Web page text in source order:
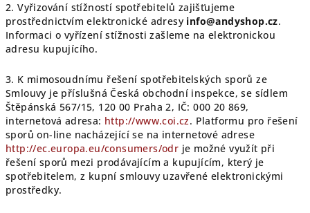
2. Vyřizování stížností spotřebitelů zajišťujeme
prostřednictvím elektronické adresy info@andyshop.cz.
Informaci o vyřízení stížnosti zašleme na elektronickou
adresu kupujícího.
3. K mimosoudnímu řešení spotřebitelských sporů ze
Smlouvy je příslušná Česká obchodní inspekce, se sídlem
Štěpánská 567/15, 120 00 Praha 2, IČ: 000 20 869,
internetová adresa: http://www.coi.cz. Platformu pro řešení
sporů on-line nacházející se na internetové adrese
http://ec.europa.eu/consumers/odr je možné využít při
řešení sporů mezi prodávajícím a kupujícím, který je
spotřebitelem, z kupní smlouvy uzavřené elektronickými
prostředky.